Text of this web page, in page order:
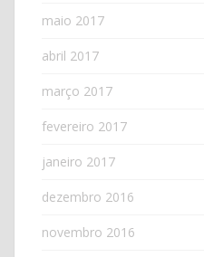
maio 2017
abril 2017
março 2017
fevereiro 2017
janeiro 2017
dezembro 2016
novembro 2016